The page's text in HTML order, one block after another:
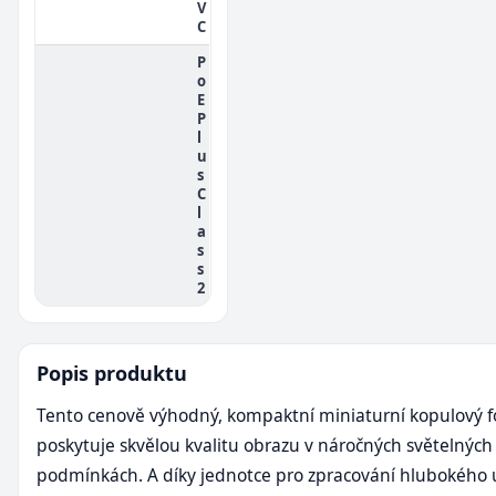
V
C
P
o
E
P
l
u
s
C
l
a
s
s
2
Popis produktu
Tento cenově výhodný, kompaktní miniaturní kopulový
poskytuje skvělou kvalitu obrazu v náročných světelných
podmínkách. A díky jednotce pro zpracování hlubokého